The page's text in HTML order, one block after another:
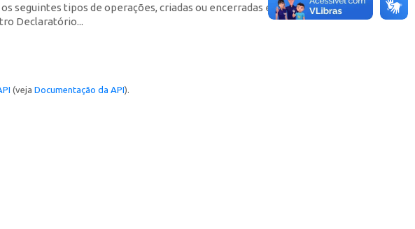
seguintes tipos de operações, criadas ou encerradas em cada
Declaratório...
(veja Documentação da API).